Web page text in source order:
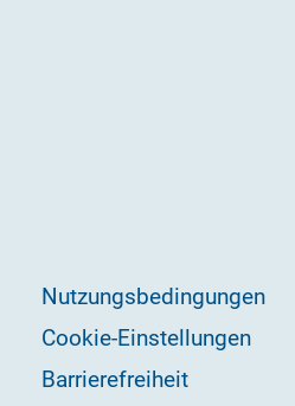
Nutzungsbedingungen
Cookie-Einstellungen
Barrierefreiheit